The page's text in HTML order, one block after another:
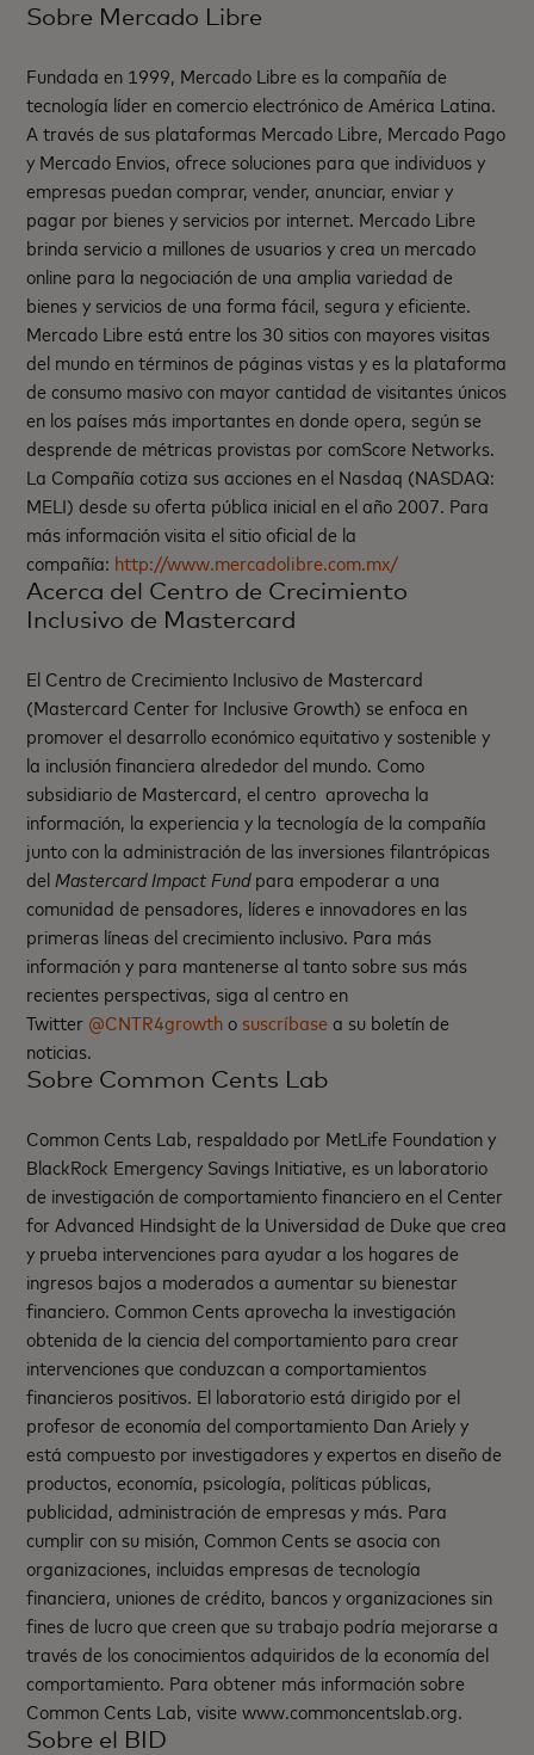
Sobre Mercado Libre
Fundada en 1999, Mercado Libre es la compañía de
tecnología líder en comercio electrónico de América Latina.
A través de sus plataformas Mercado Libre, Mercado Pago
y Mercado Envios, ofrece soluciones para que individuos y
empresas puedan comprar, vender, anunciar, enviar y
pagar por bienes y servicios por internet. Mercado Libre
brinda servicio a millones de usuarios y crea un mercado
online para la negociación de una amplia variedad de
bienes y servicios de una forma fácil, segura y eficiente.
Mercado Libre está entre los 30 sitios con mayores visitas
del mundo en términos de páginas vistas y es la plataforma
de consumo masivo con mayor cantidad de visitantes únicos
en los países más importantes en donde opera, según se
desprende de métricas provistas por comScore Networks.
La Compañía cotiza sus acciones en el Nasdaq (NASDAQ:
MELI) desde su oferta pública inicial en el año 2007. Para
más información visita el sitio oficial de la
compañía: http://www.mercadolibre.com.mx/
Acerca del Centro de Crecimiento
Inclusivo de Mastercard
El Centro de Crecimiento Inclusivo de Mastercard
(Mastercard Center for Inclusive Growth) se enfoca en
promover el desarrollo económico equitativo y sostenible y
la inclusión financiera alrededor del mundo. Como
subsidiario de Mastercard, el centro aprovecha la
información, la experiencia y la tecnología de la compañía
junto con la administración de las inversiones filantrópicas
del Mastercard Impact Fundpara empoderar a una
comunidad de pensadores, líderes e innovadores en las
primeras líneas del crecimiento inclusivo. Para más
información y para mantenerse al tanto sobre sus más
recientes perspectivas, siga al centro en
Twitter @CNTR4growtho suscríbasea su boletín de
noticias.
Sobre Common Cents Lab
Common Cents Lab, respaldado por MetLife Foundation y
BlackRock Emergency Savings Initiative, es un laboratorio
de investigación de comportamiento financiero en el Center
for Advanced Hindsight de la Universidad de Duke que crea
y prueba intervenciones para ayudar a los hogares de
ingresos bajos a moderados a aumentar su bienestar
financiero. Common Cents aprovecha la investigación
obtenida de la ciencia del comportamiento para crear
intervenciones que conduzcan a comportamientos
financieros positivos. El laboratorio está dirigido por el
profesor de economía del comportamiento Dan Ariely y
está compuesto por investigadores y expertos en diseño de
productos, economía, psicología, políticas públicas,
publicidad, administración de empresas y más. Para
cumplir con su misión, Common Cents se asocia con
organizaciones, incluidas empresas de tecnología
financiera, uniones de crédito, bancos y organizaciones sin
fines de lucro que creen que su trabajo podría mejorarse a
través de los conocimientos adquiridos de la economía del
comportamiento. Para obtener más información sobre
Common Cents Lab, visite www.commoncentslab.org.
Sobre el BID